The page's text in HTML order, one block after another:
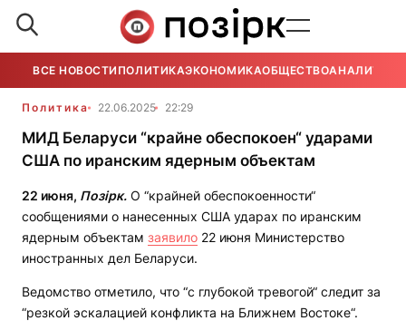
ВСЕ НОВОСТИ ПОЛИТИКАЭКОНОМИКАОБЩЕСТВОАНАЛИТИКА
Политика 22.06.2025 22:29
МИД Беларуси “крайне обеспокоен“ ударами
США по иранским ядерным объектам
22 июня, Позірк. О “крайней обеспокоенности“
сообщениями о нанесенных США ударах по иранским
ядерным объектам заявило 22 июня Министерство
иностранных дел Беларуси.
Ведомство отметило, что “с глубокой тревогой“ следит за
“резкой эскалацией конфликта на Ближнем Востоке“.